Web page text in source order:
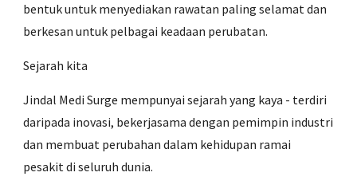
bentuk untuk menyediakan rawatan paling selamat dan
berkesan untuk pelbagai keadaan perubatan.
Sejarah kita
Jindal Medi Surge mempunyai sejarah yang kaya - terdiri
daripada inovasi, bekerjasama dengan pemimpin industri
dan membuat perubahan dalam kehidupan ramai
pesakit di seluruh dunia.